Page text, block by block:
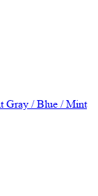
Gray / Blue / Mint